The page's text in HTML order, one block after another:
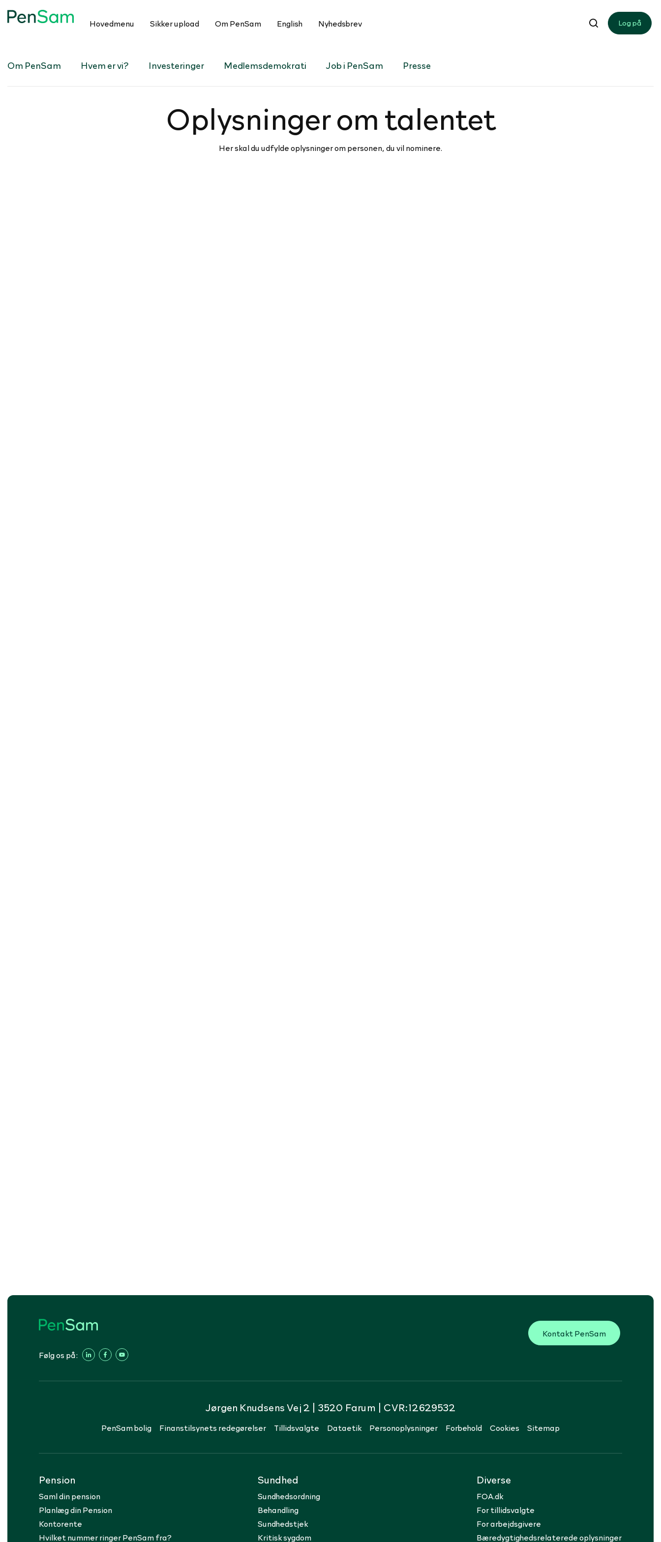
Hovedmenu Sikker upload Om PenSam English Nyhedsbrev Log på
Om PenSam Hvem er vi? Investeringer Medlemsdemokrati Job i PenSam Presse
Op­lys­nin­ger om talentet
Her skal du udfylde oplysninger om personen, du vil nominere.
Følg os på:
Kontakt PenSam
Jørgen Knudsens Vej 2 | 3520 Farum | CVR:12629532
PenSam bolig Finanstilsynets redegørelser Tillidsvalgte Dataetik Personoplysninger Forbehold Cookies Sitemap
Pension
Saml din pension
Planlæg din Pension
Kontorente
Hvilket nummer ringer PenSam fra?
Sundhed
Sundhedsordning
Behandling
Sundhedstjek
Kritisk sygdom
Diverse
FOA.dk
For tillidsvalgte
For arbejdsgivere
Bæredygtighedsrelaterede oplysninger